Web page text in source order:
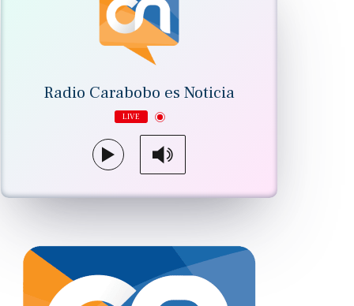
Radio Carabobo es Noticia
LIVE